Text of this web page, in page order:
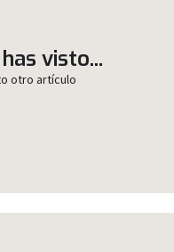
visto...
otro artículo